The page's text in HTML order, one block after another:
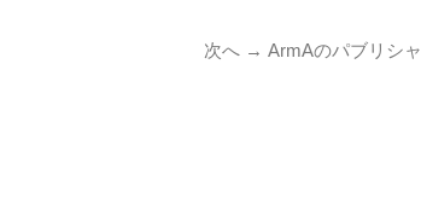
次へ → 次
ArmAのパブリシャ